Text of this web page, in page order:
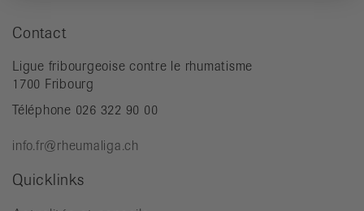
Contact
Ligue fribourgeoise contre le rhumatisme
1700 Fribourg
Téléphone 026 322 90 00
info.fr@rheumaliga.ch
Quicklinks